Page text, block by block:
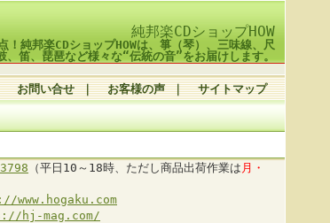
純邦楽CDショップHOW
純邦楽CDショップHOWは、箏（琴）、三味線、尺
、笛、琵琶など様々な“伝統の音”をお届けします。
お問い合せ｜ お客様の声｜ サイトマップ
（平日10～18時、ただし商品出荷作業は 月・
www.hogaku.com
hj-mag.com/